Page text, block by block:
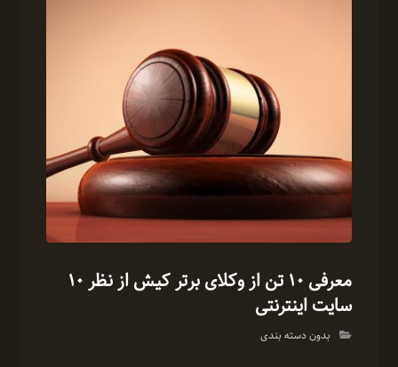
معرفی 10 تن از وکلای برتر کیش از نظر 10
سایت اینترنتی
بدون دسته بندی